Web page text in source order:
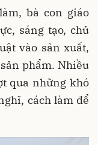
bà con giáo
sáng tạo, chủ
vào sản xuất,
phẩm. Nhiều
qua những khó
cách làm để